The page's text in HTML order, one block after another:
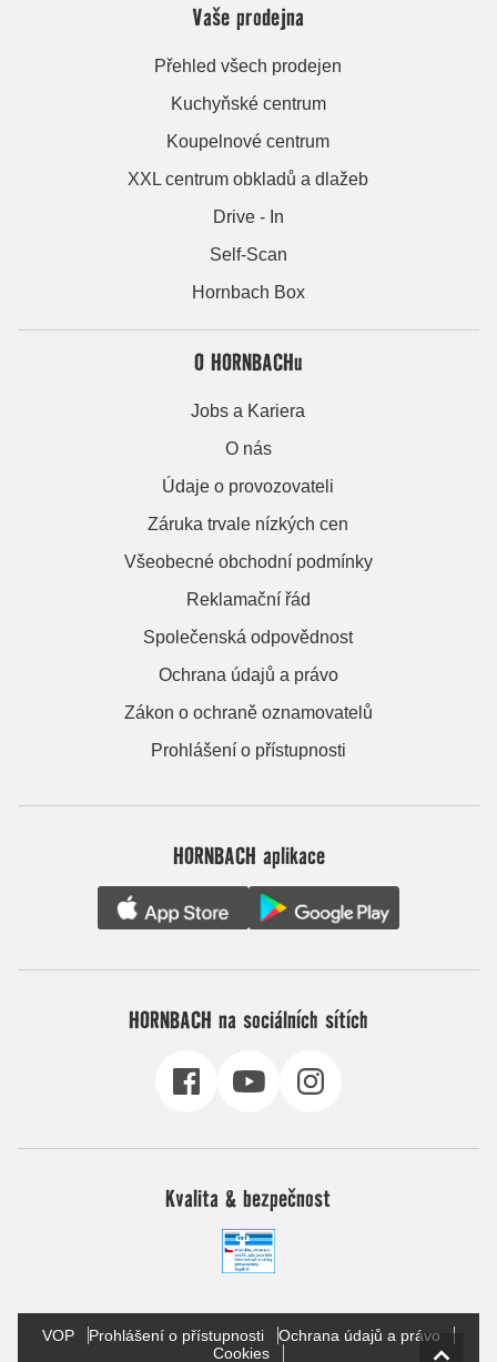
Vaše prodejna
Přehled všech prodejen
Kuchyňské centrum
Koupelnové centrum
XXL centrum obkladů a dlažeb
Drive - In
Self-Scan
Hornbach Box
O HORNBACHu
Jobs a Kariera
O nás
Údaje o provozovateli
Záruka trvale nízkých cen
Všeobecné obchodní podmínky
Reklamační řád
Společenská odpovědnost
Ochrana údajů a právo
Zákon o ochraně oznamovatelů
Prohlášení o přístupnosti
HORNBACH aplikace
HORNBACH na sociálních sítích
Kvalita & bezpečnost
VOP Prohlášení o přístupnosti
Ochrana údajů a právo
Cookies